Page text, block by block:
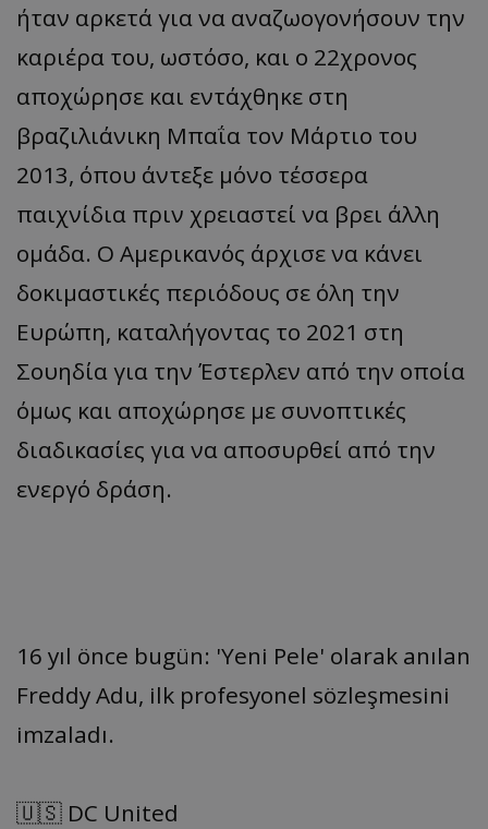
ήταν αρκετά για να αναζωογονήσουν την
καριέρα του, ωστόσο, και ο 22χρονος
αποχώρησε και εντάχθηκε στη
βραζιλιάνικη Μπαΐα τον Μάρτιο του
2013, όπου άντεξε μόνο τέσσερα
παιχνίδια πριν χρειαστεί να βρει άλλη
ομάδα. Ο Αμερικανός άρχισε να κάνει
δοκιμαστικές περιόδους σε όλη την
Ευρώπη, καταλήγοντας το 2021 στη
Σουηδία για την Έστερλεν από την οποία
όμως και αποχώρησε με συνοπτικές
διαδικασίες για να αποσυρθεί από την
ενεργό δράση.
16 yıl önce bugün: 'Yeni Pele' olarak anılan
Freddy Adu, ilk profesyonel sözleşmesini
imzaladı.
🇺🇸 DC United